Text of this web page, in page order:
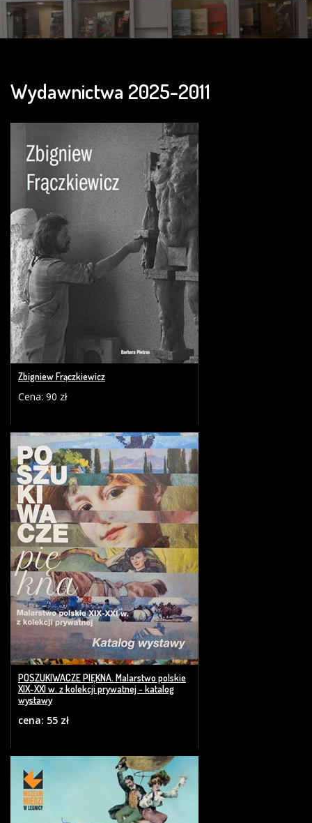
Wydawnictwa 2025-2011
Zbigniew Frączkiewicz
Cena: 90 zł
POSZUKIWACZE PIĘKNA. Malarstwo polskie
XIX-XXI w. z kolekcji prywatnej - katalog
wystawy
cena: 55 zł